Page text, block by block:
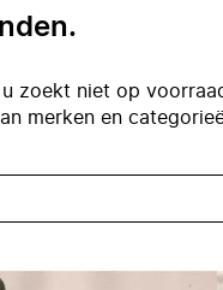
zoekt niet op
merken en